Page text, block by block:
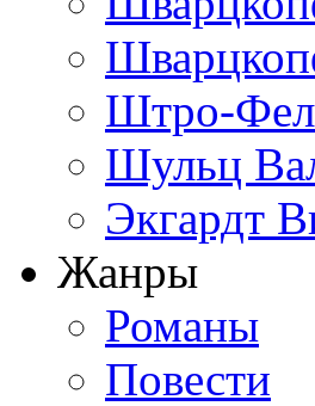
Штро-
Шульц
Экгардт
Жанры
Романы
Повести